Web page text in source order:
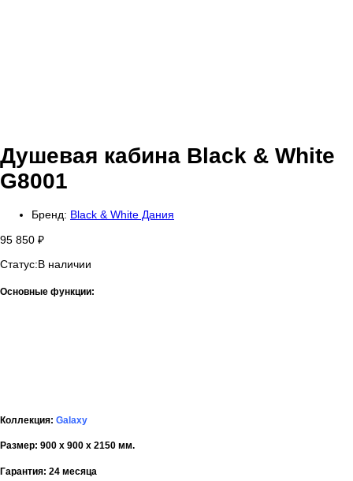
Душевая кабина Black & White
G8001
Бренд: Black & White Дания
95 850 ₽
Статус:В наличии
Основные функции:
Коллекция: Galaxy
Размер: 900 x 900 x 2150 мм.
Гарантия: 24 месяца